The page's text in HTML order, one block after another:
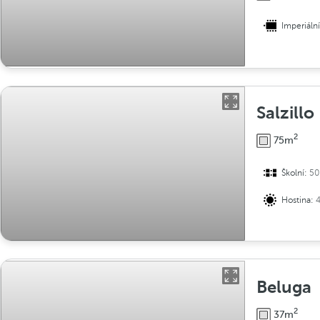
Salzillo
75m2
Školní:
Hostina:
Beluga
37m2